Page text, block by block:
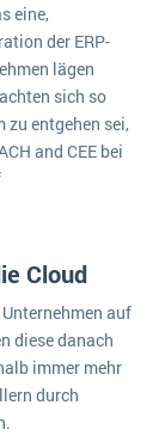
die 6
gilt
eine,
der ERP-
lägen
sich so
zu entgehen sei,
and CEE bei
Cloud
auf
diese danach
immer mehr
durch